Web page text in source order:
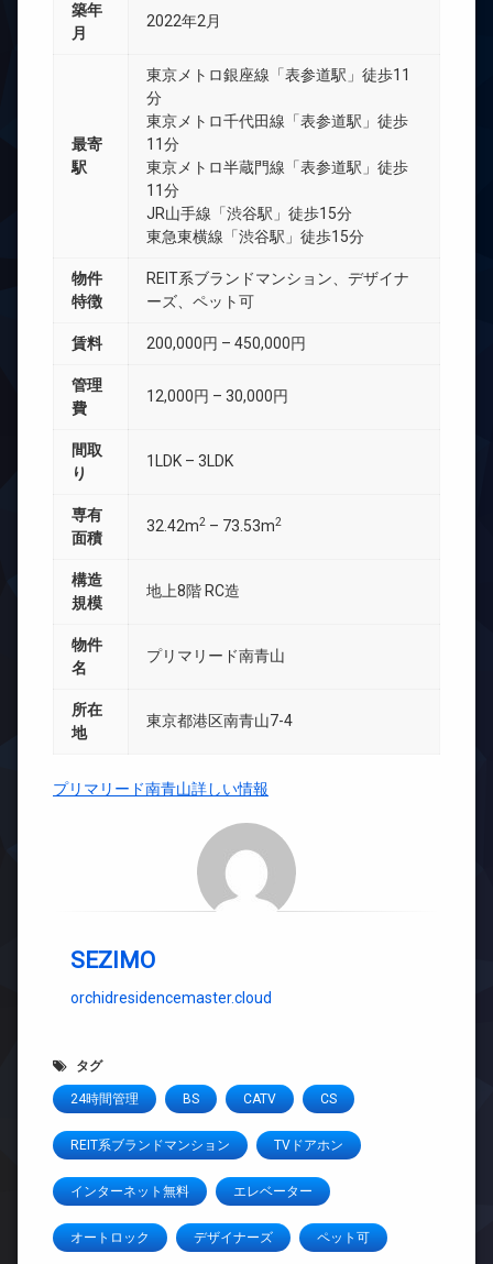
築年
月
2022年2月
最寄
駅
東京メトロ銀座線「表参道駅」徒歩11
分
東京メトロ千代田線「表参道駅」徒歩
11分
東京メトロ半蔵門線「表参道駅」徒歩
11分
JR山手線「渋谷駅」徒歩15分
東急東横線「渋谷駅」徒歩15分
物件
特徴
REIT系ブランドマンション、デザイナ
ーズ、ペット可
賃料 200,000円 – 450,000円
管理
費
12,000円 – 30,000円
間取
り
1LDK – 3LDK
専有
面積
32.42m2 – 73.53m2
構造
規模
地上8階 RC造
物件
名
プリマリード南青山
所在
地
東京都港区南青山7-4
プリマリード南青山詳しい情報
SEZIMO
orchidresidencemaster.cloud
タグ
24時間管理 BS CATV CS
REIT系ブランドマンション TVドアホン
インターネット無料 エレベーター
オートロック デザイナーズ ペット可